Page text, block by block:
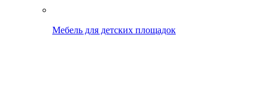
Мебель для детских площадок